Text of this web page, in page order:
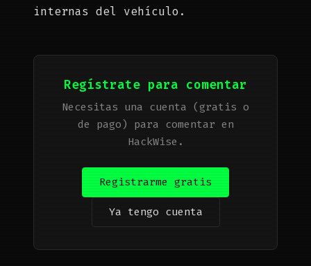
internas del vehículo.
Regístrate para comentar
Necesitas una cuenta (gratis o
de pago) para comentar en
HackWise.
Registrarme gratis
Ya tengo cuenta